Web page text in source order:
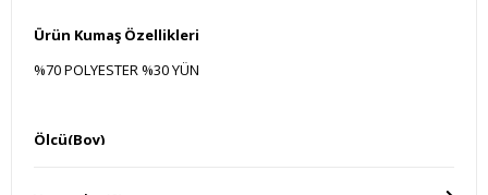
Ürün Kumaş Özellikleri
%70 POLYESTER %30 YÜN
Ölçü(Boy)